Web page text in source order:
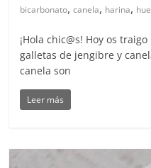
bicarbonato,canela, harina,
¡Hola chic@s! Hoy os
galletas de jengibre y
canela son
Leer más